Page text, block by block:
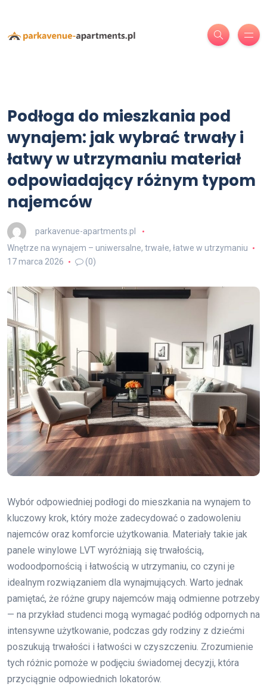
Podłoga do mieszkania pod
wynajem: jak wybrać trwały i
łatwy w utrzymaniu materiał
odpowiadający różnym typom
najemców
parkavenue-apartments.pl
Wnętrze na wynajem – uniwersalne, trwałe, łatwe w utrzymaniu
17 marca 2026
(0)
Wybór odpowiedniej podłogi do mieszkania na wynajem to
kluczowy krok, który może zadecydować o zadowoleniu
najemców oraz komforcie użytkowania. Materiały takie jak
panele winylowe LVT wyróżniają się trwałością,
wodoodpornością i łatwością w utrzymaniu, co czyni je
idealnym rozwiązaniem dla wynajmujących. Warto jednak
pamiętać, że różne grupy najemców mają odmienne potrzeby
— na przykład studenci mogą wymagać podłóg odpornych na
intensywne użytkowanie, podczas gdy rodziny z dziećmi
poszukują trwałości i łatwości w czyszczeniu. Zrozumienie
tych różnic pomoże w podjęciu świadomej decyzji, która
przyciągnie odpowiednich lokatorów.